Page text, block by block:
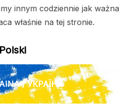
innym codziennie jak ważna
właśnie na tej stronie.
/ УКРАЇНА